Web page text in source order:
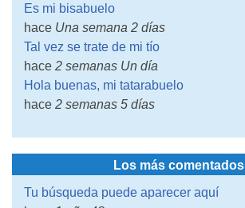
Es mi bisabuelo
hace Una semana 2 días
Tal vez se trate de mi tío
hace 2 semanas Un día
Hola buenas, mi tatarabuelo
hace 2 semanas 5 días
Los más comentados
Tu búsqueda puede aparecer aquí